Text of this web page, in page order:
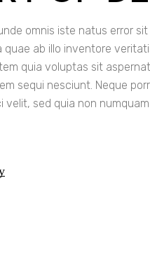
omnis iste natus error
quae ab illo inventore
quia voluptas sit
sequi nesciunt. Neque
sed quia non